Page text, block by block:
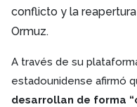
conflicto y la
Ormuz.
A través de su
estadounidense afirmó
desarrollan de forma